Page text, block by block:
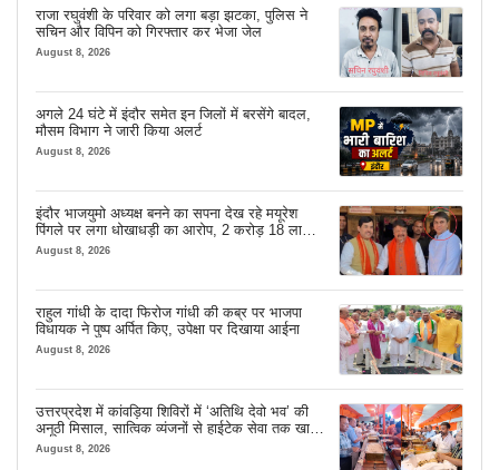
राजा रघुवंशी के परिवार को लगा बड़ा झटका, पुलिस ने
सचिन और विपिन को गिरफ्तार कर भेजा जेल
August 8, 2026
अगले 24 घंटे में इंदौर समेत इन जिलों में बरसेंगे बादल,
मौसम विभाग ने जारी किया अलर्ट
August 8, 2026
इंदौर भाजयुमो अध्यक्ष बनने का सपना देख रहे मयूरेश
पिंगले पर लगा धोखाधड़ी का आरोप, 2 करोड़ 18 लाख
लेने के बाद भी नहीं दिया जमीन का कब्जा
August 8, 2026
राहुल गांधी के दादा फिरोज गांधी की कब्र पर भाजपा
विधायक ने पुष्प अर्पित किए, उपेक्षा पर दिखाया आईना
August 8, 2026
उत्तरप्रदेश में कांवड़िया शिविरों में ‘अतिथि देवो भव’ की
अनूठी मिसाल, सात्विक व्यंजनों से हाईटेक सेवा तक खास
इंतजाम
August 8, 2026